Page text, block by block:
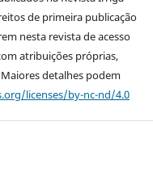
de primeira publicação
nesta revista de acesso
atribuições próprias,
detalhes podem
licenses/by-nc-nd/4.0